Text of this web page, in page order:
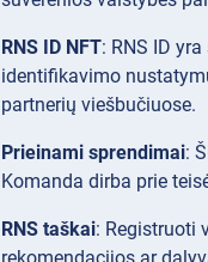
RNS ID NFT: RNS ID
identifikavimo
partnerių viešbučiuose.
Prieinami sprendimai:
Komanda dirba prie
RNS taškai: Registruoti